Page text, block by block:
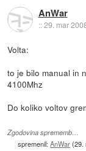
AnWar
::29. mar
Volta:
to je bilo manual in
4100Mhz
Do koliko voltov
Zgodovina sprememb…
spremenil:AnWar(29.